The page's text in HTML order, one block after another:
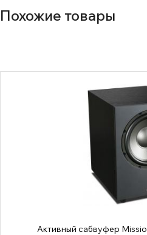
Похожие товары
Активный сабвуфер